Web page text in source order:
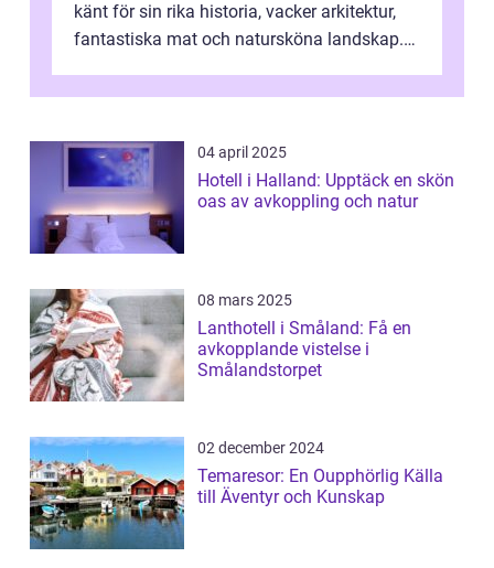
känt för sin rika historia, vacker arkitektur,
fantastiska mat och natursköna landskap.
04 april 2025
Hotell i Halland: Upptäck en skön
oas av avkoppling och natur
08 mars 2025
Lanthotell i Småland: Få en
avkopplande vistelse i
Smålandstorpet
02 december 2024
Temaresor: En Oupphörlig Källa
till Äventyr och Kunskap